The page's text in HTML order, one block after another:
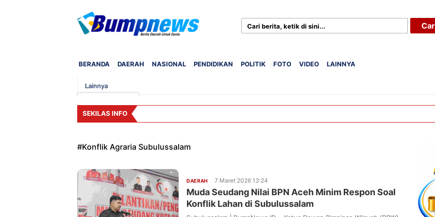
BERANDA DAERAH NASIONAL PENDIDIKAN POLITIK FOTO VIDEO LAINNYA
Lainnya
SEKILAS INFO
#Konflik Agraria Subulussalam
DAERAH 7 Maret 2026 13:24
Muda Seudang Nilai BPN Aceh Minim Respon Soal
Konflik Lahan di Subulussalam